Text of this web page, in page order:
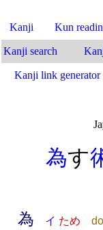
Kanji Kun
Kanji search
Kanji link generator
為す
為 イ ため do